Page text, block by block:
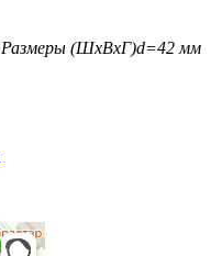
Размеры (ШxВxГ)d=42 мм